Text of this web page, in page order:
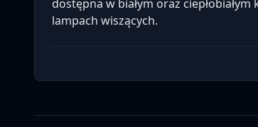
dostępna w białym oraz
lampach wiszących.